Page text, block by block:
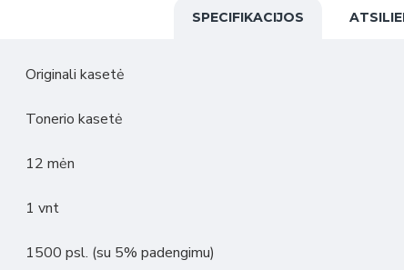
SPECIFIKACIJOS
Originali kasetė
Tonerio kasetė
12 mėn
1 vnt
1500 psl. (su 5% padengimu)